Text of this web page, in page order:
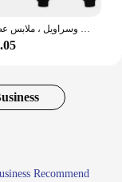
Recommend